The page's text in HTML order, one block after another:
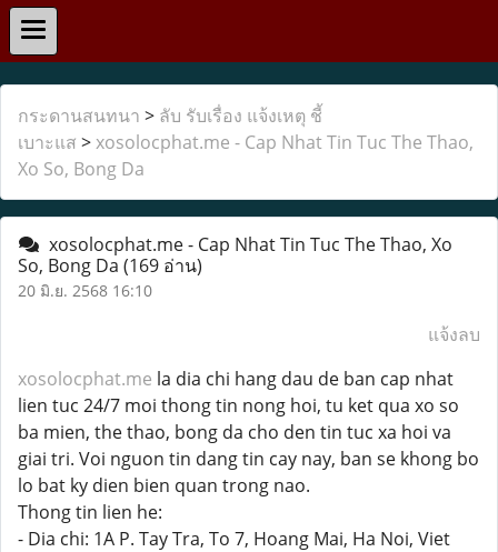
กระดานสนทนา > ลับ รับเรื่อง แจ้งเหตุ ชี้
เบาะแส >xosolocphat.me - Cap Nhat Tin Tuc The Thao,
Xo So, Bong Da
xosolocphat.me - Cap Nhat Tin Tuc The Thao, Xo
So, Bong Da (169 อ่าน)
20 มิ.ย. 2568 16:10
แจ้งลบ
xosolocphat.me la dia chi hang dau de ban cap nhat
lien tuc 24/7 moi thong tin nong hoi, tu ket qua xo so
ba mien, the thao, bong da cho den tin tuc xa hoi va
giai tri. Voi nguon tin dang tin cay nay, ban se khong bo
lo bat ky dien bien quan trong nao.
Thong tin lien he:
- Dia chi: 1A P. Tay Tra, To 7, Hoang Mai, Ha Noi, Viet